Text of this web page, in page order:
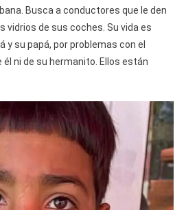
Ha
Busca a conductores que le den
vidrios de sus coches. Su vida es
y su papá, por problemas con el
él ni de su hermanito. Ellos están